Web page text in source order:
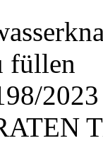
füllen